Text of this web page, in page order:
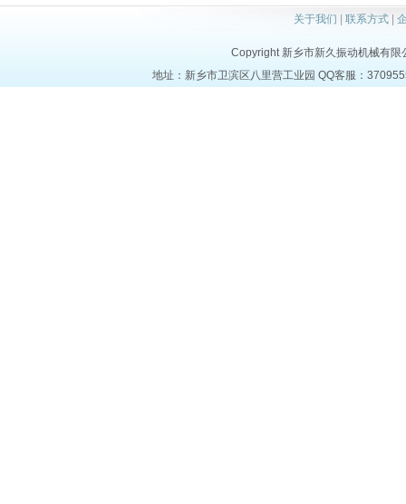
关于我们 联系方式|
Copyright 新乡市新久振动机械有
地址：新乡市卫滨区八里营工业园 QQ客服：